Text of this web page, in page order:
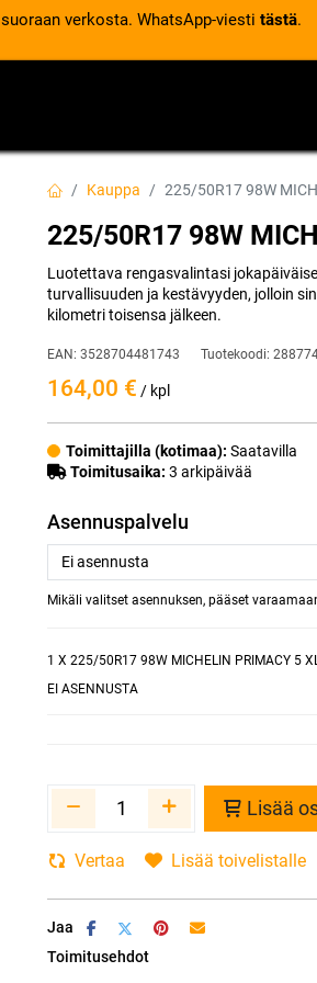
suoraan verkosta. WhatsApp-viesti tästä.
Kauppa 225/50R17 98W
225/50R17 98W
Luotettava rengasvalintasi
turvallisuuden ja kestävyyden, jolloin
kilometri toisensa jälkeen.
EAN: 3528704481743 Tuotekoodi:
164,00 € / kpl
Toimittajilla (kotimaa): Saatavilla
Toimitusaika: 3 arkipäivää
Asennuspalvelu
Mikäli valitset asennuksen, pääset
1 X 225/50R17 98W MICHELIN PRIMACY 5
EI ASENNUSTA
Lisää
Vertaa Lisää toivelistalle
Jaa
Toimitusehdot